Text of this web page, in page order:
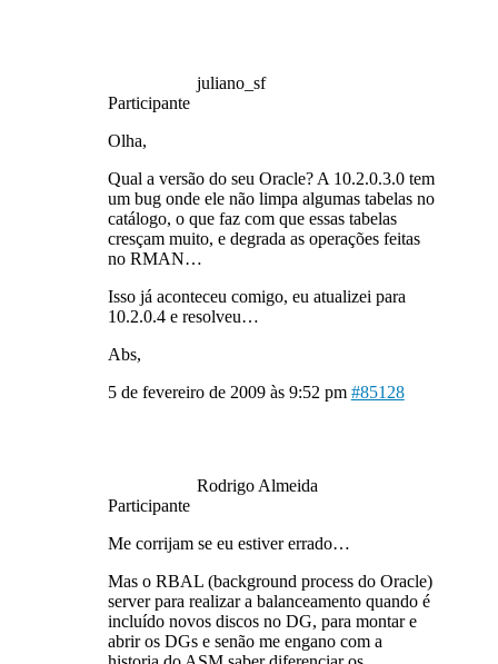
juliano_sf
Participante
Olha,
Qual a versão do seu Oracle? A 10.2.0.3.0 tem
um bug onde ele não limpa algumas tabelas no
catálogo, o que faz com que essas tabelas
cresçam muito, e degrada as operações feitas
no RMAN…
Isso já aconteceu comigo, eu atualizei para
10.2.0.4 e resolveu…
Abs,
5 de fevereiro de 2009 às 9:52 pm #85128
Rodrigo Almeida
Participante
Me corrijam se eu estiver errado…
Mas o RBAL (background process do Oracle)
server para realizar a balanceamento quando é
incluído novos discos no DG, para montar e
abrir os DGs e senão me engano com a